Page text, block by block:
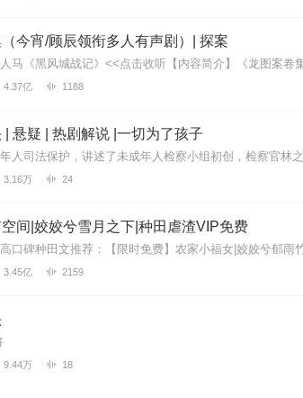
今宵/顾辰领衔多人有声剧）| 探案
4.37亿 1188
| 悬疑 | 热剧解说 |一切为了孩子
3.16万 24
间|姣姣兮雪月之下|种田虐渣VIP免费
3.45亿 2159
9.44万 18